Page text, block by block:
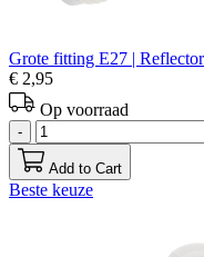
Grote fitting E27 |
€ 2,95
Op voorraad
-
Add to Cart
Beste keuze